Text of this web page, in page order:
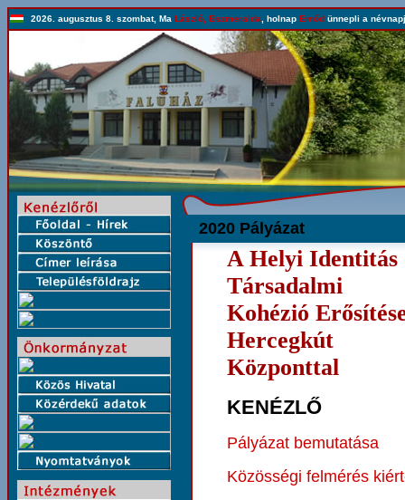
2026. augusztus 8. szombat, Ma László, Eszmeralda , holnap Emőd ünnepli a
2020 Pályázat
A Helyi Identitás
Társadalmi
Kohézió
Hercegkút
Központtal
KENÉZLŐ
Pályázat bemutatása
Közösségi felmérés